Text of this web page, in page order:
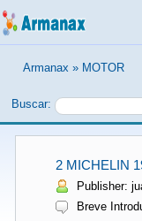
Armanax » MOTOR
Buscar:
2 MICHELIN
Publisher:
Breve